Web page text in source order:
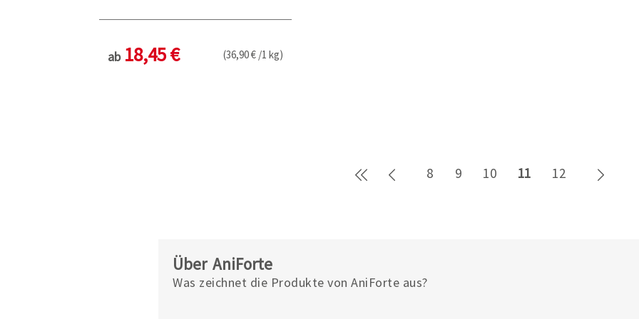
ab 18,45 € (36,90 € /1 kg)
Erste Seite
Zurück
8 9 10 11 12
Über AniForte
Was zeichnet die Produkte von AniForte aus?